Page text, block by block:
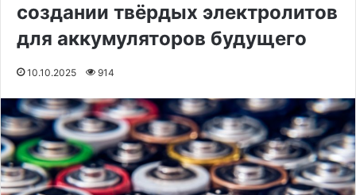
создании твёрдых электролитов
для аккумуляторов будущего
10.10.2025 914